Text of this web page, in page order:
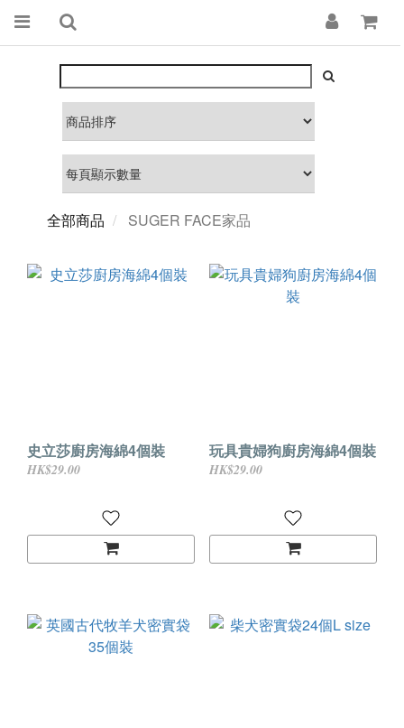
全部商品 SUGER FACE家品
史立莎廚房海綿4個裝
HK$29.00
玩具貴婦狗廚房海綿4個裝
HK$29.00